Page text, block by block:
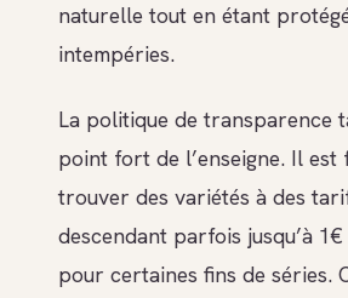
naturelle tout en étant
intempéries.
La politique de transparence
point fort de l’enseigne. Il est
trouver des variétés à des
descendant parfois jusqu’à
pour certaines fins de séries.